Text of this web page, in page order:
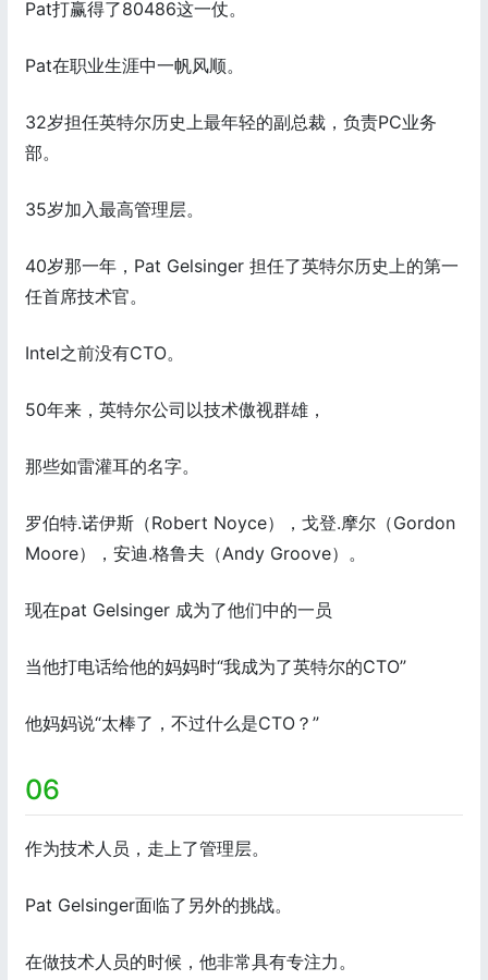
Pat打赢得了80486这一仗。
Pat在职业生涯中一帆风顺。
32岁担任英特尔历史上最年轻的副总裁，负责PC业务
部。
35岁加入最高管理层。
40岁那一年，Pat Gelsinger 担任了英特尔历史上的第一
任首席技术官。
Intel之前没有CTO。
50年来，英特尔公司以技术傲视群雄，
那些如雷灌耳的名字。
罗伯特.诺伊斯（Robert Noyce），戈登.摩尔（Gordon
Moore），安迪.格鲁夫（Andy Groove）。
现在pat Gelsinger 成为了他们中的一员
当他打电话给他的妈妈时“我成为了英特尔的CTO”
他妈妈说“太棒了，不过什么是CTO？”
06
作为技术人员，走上了管理层。
Pat Gelsinger面临了另外的挑战。
在做技术人员的时候，他非常具有专注力。